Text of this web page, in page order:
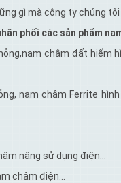
gì mà công ty chúng tôi
phối các sản phẩm
châm đất hiếm
nam châm Ferrite
nâng sử dụng điện…
châm điện…